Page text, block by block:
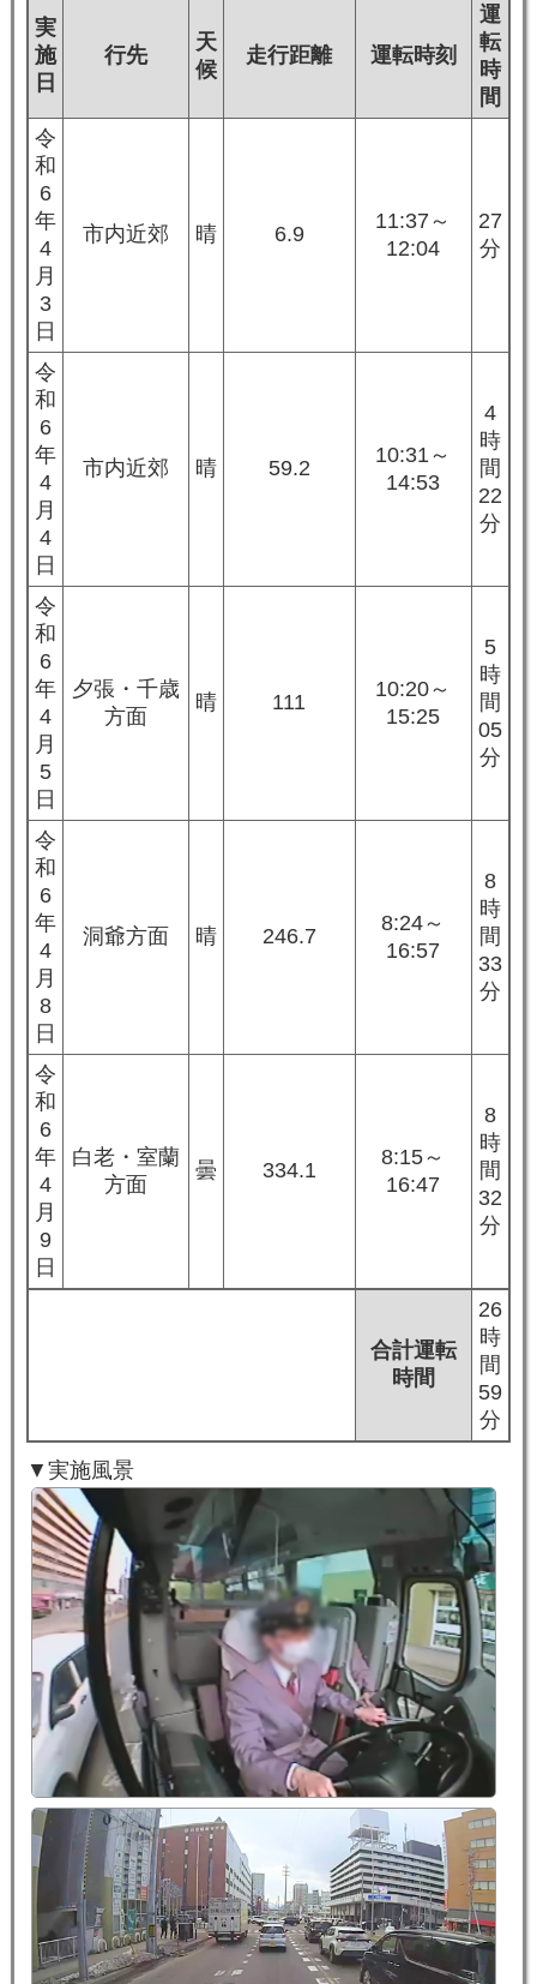
実
施
日
行先
天
候
走行距離 運転時刻
運
転
時
間
令
和
6
年
4
月
3
日
市内近郊 晴 6.9
11:37～
12:04
27
分
令
和
6
年
4
月
4
日
市内近郊 晴 59.2
10:31～
14:53
4
時
間
22
分
令
和
6
年
4
月
5
日
夕張・千歳
方面
晴 111
10:20～
15:25
5
時
間
05
分
令
和
6
年
4
月
8
日
洞爺方面 晴 246.7
8:24～
16:57
8
時
間
33
分
令
和
6
年
4
月
9
日
白老・室蘭
方面
曇 334.1
8:15～
16:47
8
時
間
32
分
合計運転
時間
26
時
間
59
分
▼実施風景